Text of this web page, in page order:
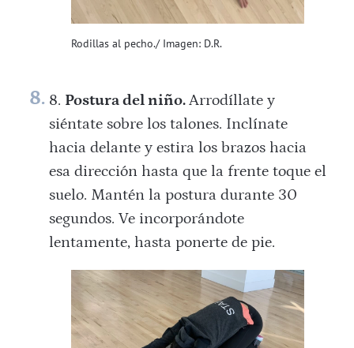
Rodillas al pecho./ Imagen: D.R.
Postura del niño.Arrodíllate y
siéntate sobre los talones. Inclínate
hacia delante y estira los brazos hacia
esa dirección hasta que la frente toque el
suelo. Mantén la postura durante 30
segundos. Ve incorporándote
lentamente, hasta ponerte de pie.